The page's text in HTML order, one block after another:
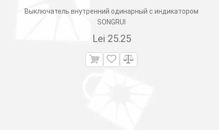
Выключатель внутренний одинарный с индикатором
SONGRUI
Lei 25.25